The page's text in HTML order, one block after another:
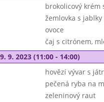
brokolicový krém
žemlovka s
ovoce
čaj s citrónem,
9. 2023 (11:00 - 14:00)
hovězí vývar s
pečená ryba na
zeleninový raut